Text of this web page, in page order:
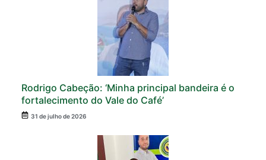
Rodrigo Cabeção: ‘Minha principal bandeira é o
fortalecimento do Vale do Café’
31 de julho de 2026